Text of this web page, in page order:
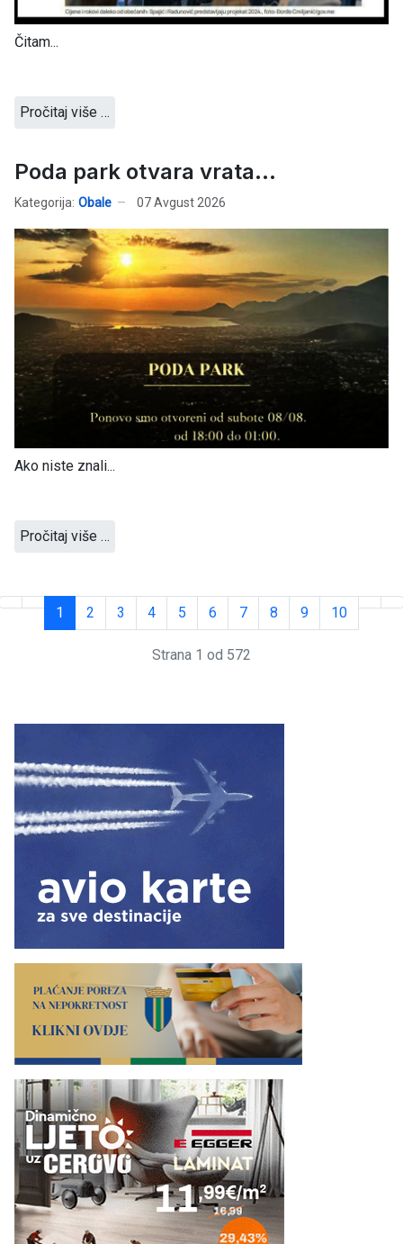
Čitam...
Pročitaj više …
Poda park otvara vrata...
Kategorija: Obale 07 Avgust 2026
Ako niste znali...
Pročitaj više …
1 2 3 4 5 6 7 8 9 10
Strana 1 od 572